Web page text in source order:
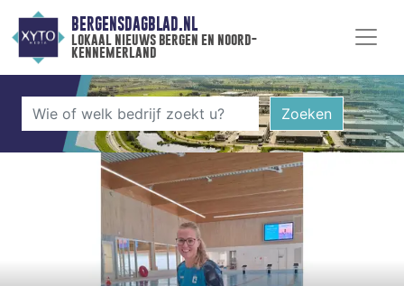
BERGENSDAGBLAD.NL
lokaal nieuws bergen en noord-
kennemerland
Zoeken